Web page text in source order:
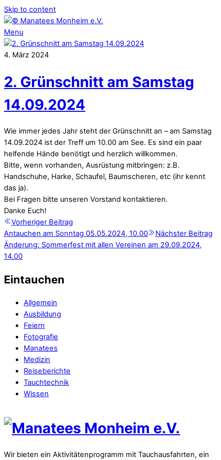
Skip to content
Menu
4. März 2024
2. Grünschnitt am Samstag
14.09.2024
Wie immer jedes Jahr steht der Grünschnitt an – am Samstag
14.09.2024 ist der Treff um 10.00 am See. Es sind ein paar
helfende Hände benötigt und herzlich willkommen.
Bitte, wenn vorhanden, Ausrüstung mitbringen: z.B.
Handschuhe, Harke, Schaufel, Baumscheren, etc (ihr kennt
das ja).
Bei Fragen bitte unseren Vorstand kontaktieren.
Danke Euch!
Vorheriger Beitrag
Antauchen am Sonntag 05.05.2024, 10.00
Nächster Beitrag
Änderung: Sommerfest mit allen Vereinen am 29.09.2024,
14.00
Eintauchen
Allgemein
Ausbildung
Feiern
Fotografie
Manatees
Medizin
Reiseberichte
Tauchtechnik
Wissen
Wir bieten ein Aktivitätenprogramm mit Tauchausfahrten, ein